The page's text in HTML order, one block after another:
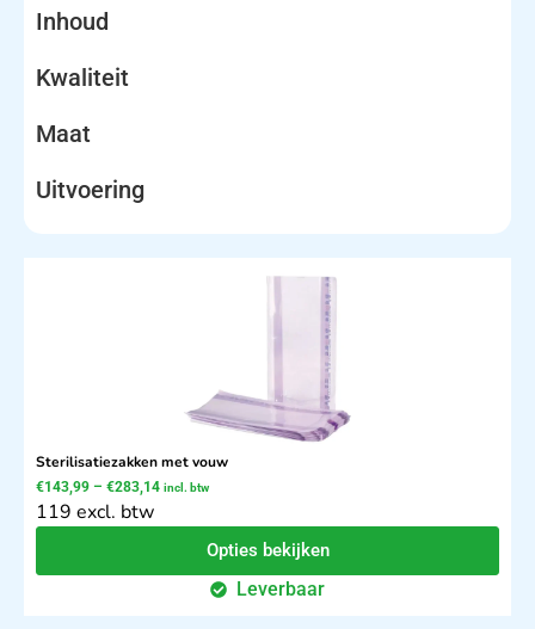
Inhoud
Kwaliteit
Maat
Uitvoering
Sterilisatiezakken met vouw
€143,99 – €283,14 incl. btw
119 excl. btw
Opties bekijken
Leverbaar